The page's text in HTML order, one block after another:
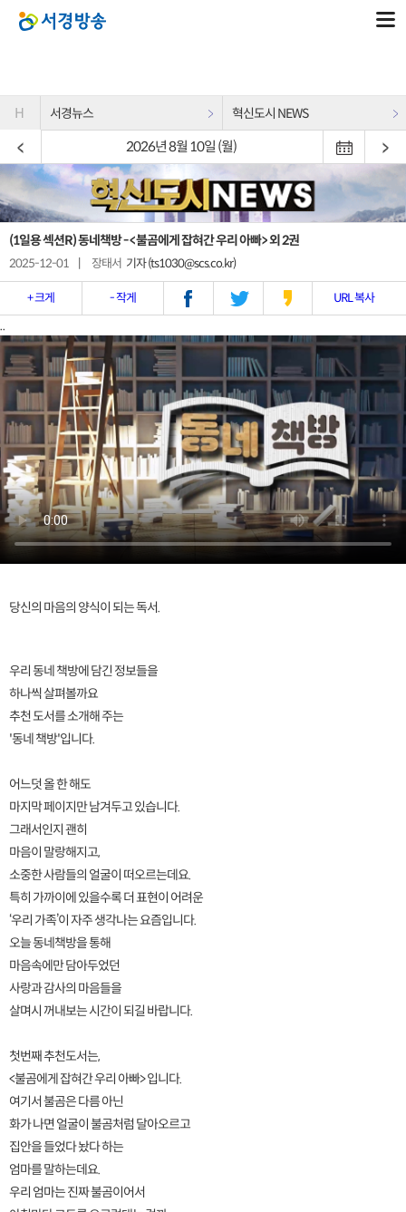
H 서경뉴스 혁신도시 NEWS
2026년 8월 10일 (월)
(1일용 섹션R) 동네책방 - <불곰에게 잡혀간 우리 아빠> 외 2권
2025-12-01 장태서 기자 (ts1030@scs.co.kr)
+ 크게 - 작게 URL 복사
..
당신의 마음의 양식이 되는 독서.
우리 동네 책방에 담긴 정보들을
하나씩 살펴볼까요
추천 도서를 소개해 주는
'동네 책방'입니다.
어느덧 올 한 해도
마지막 페이지만 남겨두고 있습니다.
그래서인지 괜히
마음이 말랑해지고,
소중한 사람들의 얼굴이 떠오르는데요.
특히 가까이에 있을수록 더 표현이 어려운
‘우리 가족’이 자주 생각나는 요즘입니다.
오늘 동네책방을 통해
마음속에만 담아두었던
사랑과 감사의 마음들을
살며시 꺼내보는 시간이 되길 바랍니다.
첫번째 추천도서는,
<불곰에게 잡혀간 우리 아빠> 입니다.
여기서 불곰은 다름 아닌
화가 나면 얼굴이 불곰처럼 달아오르고
집안을 들었다 놨다 하는
엄마를 말하는데요.
우리 엄마는 진짜 불곰이어서